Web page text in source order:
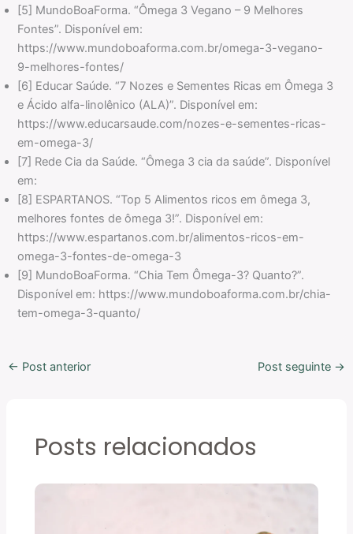
[5] MundoBoaForma. “Ômega 3 Vegano – 9 Melhores
Fontes”. Disponível em:
https://www.mundoboaforma.com.br/omega-3-vegano-
9-melhores-fontes/
[6] Educar Saúde. “7 Nozes e Sementes Ricas em Ômega 3
e Ácido alfa-linolênico (ALA)”. Disponível em:
https://www.educarsaude.com/nozes-e-sementes-ricas-
em-omega-3/
[7] Rede Cia da Saúde. “Ômega 3 cia da saúde”. Disponível
em:
[8] ESPARTANOS. “Top 5 Alimentos ricos em ômega 3,
melhores fontes de ômega 3!”. Disponível em:
https://www.espartanos.com.br/alimentos-ricos-em-
omega-3-fontes-de-omega-3
[9] MundoBoaForma. “Chia Tem Ômega-3? Quanto?”.
Disponível em: https://www.mundoboaforma.com.br/chia-
tem-omega-3-quanto/
← Post anterior Post seguinte →
Posts relacionados